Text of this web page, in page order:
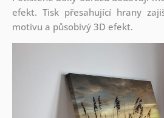
efekt. Tisk přesahující hrany
motivu a působivý 3D efekt.